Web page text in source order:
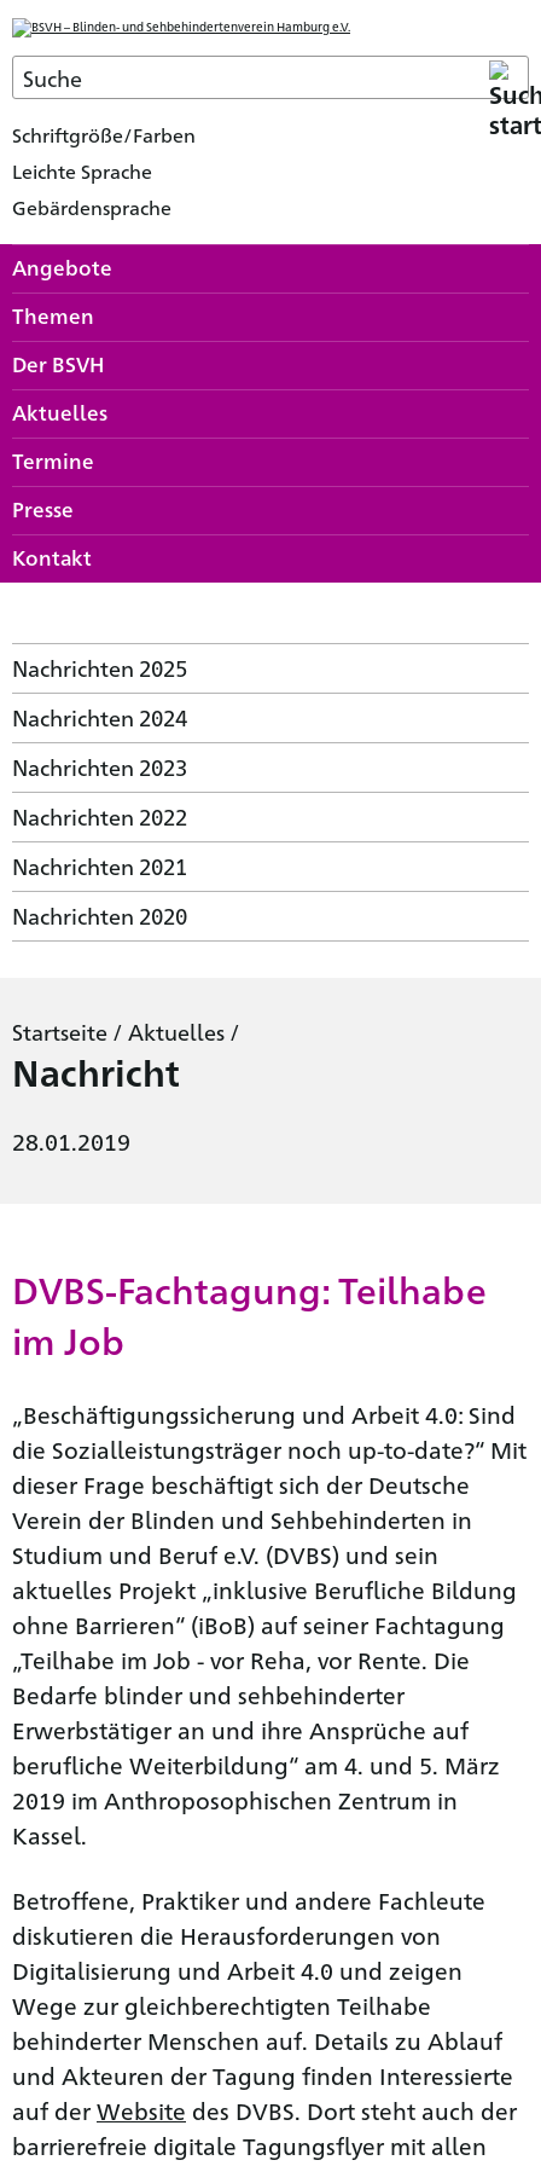
Schriftgröße/Farben
Leichte Sprache
Gebärdensprache
Angebote
Themen
Der BSVH
Aktuelles
Termine
Presse
Kontakt
Nachrichten 2025
Nachrichten 2024
Nachrichten 2023
Nachrichten 2022
Nachrichten 2021
Nachrichten 2020
Startseite / Aktuelles /
Nachricht
28.01.2019
DVBS-Fachtagung: Teilhabe
im Job
„Beschäftigungssicherung und Arbeit 4.0: Sind
die Sozialleistungsträger noch up-to-date?“ Mit
dieser Frage beschäftigt sich der Deutsche
Verein der Blinden und Sehbehinderten in
Studium und Beruf e.V. (DVBS) und sein
aktuelles Projekt „inklusive Berufliche Bildung
ohne Barrieren“ (iBoB) auf seiner Fachtagung
„Teilhabe im Job - vor Reha, vor Rente. Die
Bedarfe blinder und sehbehinderter
Erwerbstätiger an und ihre Ansprüche auf
berufliche Weiterbildung“ am 4. und 5. März
2019 im Anthroposophischen Zentrum in
Kassel.
Betroffene, Praktiker und andere Fachleute
diskutieren die Herausforderungen von
Digitalisierung und Arbeit 4.0 und zeigen
Wege zur gleichberechtigten Teilhabe
behinderter Menschen auf. Details zu Ablauf
und Akteuren der Tagung finden Interessierte
auf der Website des DVBS. Dort steht auch der
barrierefreie digitale Tagungsflyer mit allen